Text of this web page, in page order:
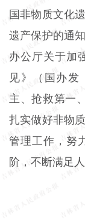
国非物质文化
遗产保护的通
办公厅关于加
见》（国办发
主、抢救第一
扎实做好非物
管理工作，努
阶，不断满足